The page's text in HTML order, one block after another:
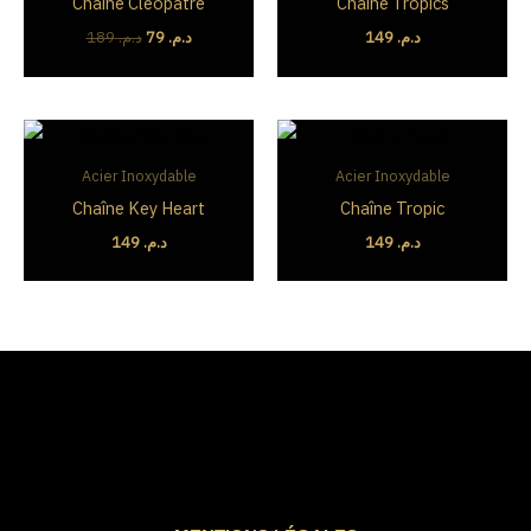
د.م.189
د.م. 189.
د.م. 79 د.م. 149
Acier Inoxydable
Chaîne Key Heart
د.م. 149
Acier Inoxydable
Chaîne Tropic
د.م. 149